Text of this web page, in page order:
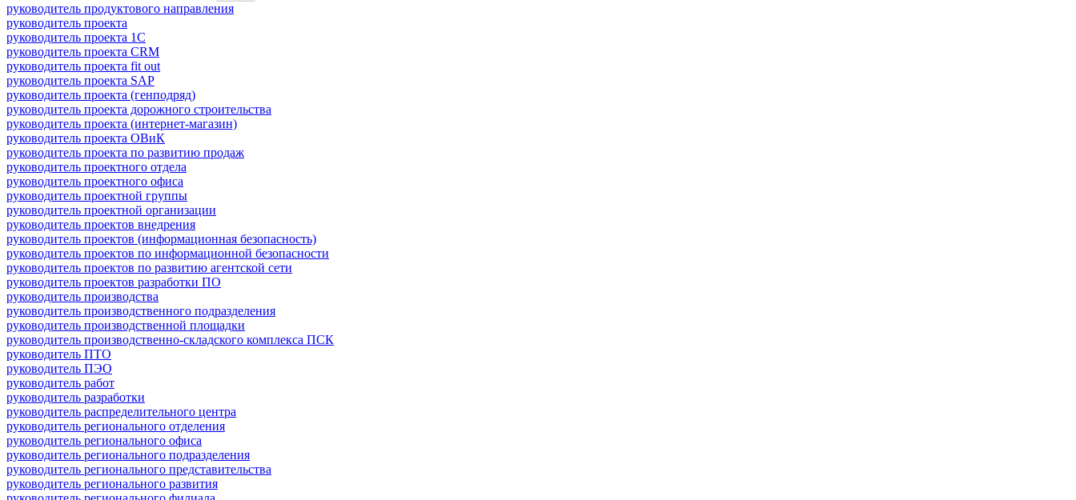
руководитель продуктового направления
руководитель проекта
руководитель проекта 1C
руководитель проекта CRM
руководитель проекта fit out
руководитель проекта SAP
руководитель проекта (генподряд)
руководитель проекта дорожного строительства
руководитель проекта (интернет-магазин)
руководитель проекта ОВиК
руководитель проекта по развитию продаж
руководитель проектного отдела
руководитель проектного офиса
руководитель проектной группы
руководитель проектной организации
руководитель проектов внедрения
руководитель проектов (информационная безопасность)
руководитель проектов по информационной безопасности
руководитель проектов по развитию агентской сети
руководитель проектов разработки ПО
руководитель производства
руководитель производственного подразделения
руководитель производственной площадки
руководитель производственно-складского комплекса ПСК
руководитель ПТО
руководитель ПЭО
руководитель работ
руководитель разработки
руководитель распределительного центра
руководитель регионального отделения
руководитель регионального офиса
руководитель регионального подразделения
руководитель регионального представительства
руководитель регионального развития